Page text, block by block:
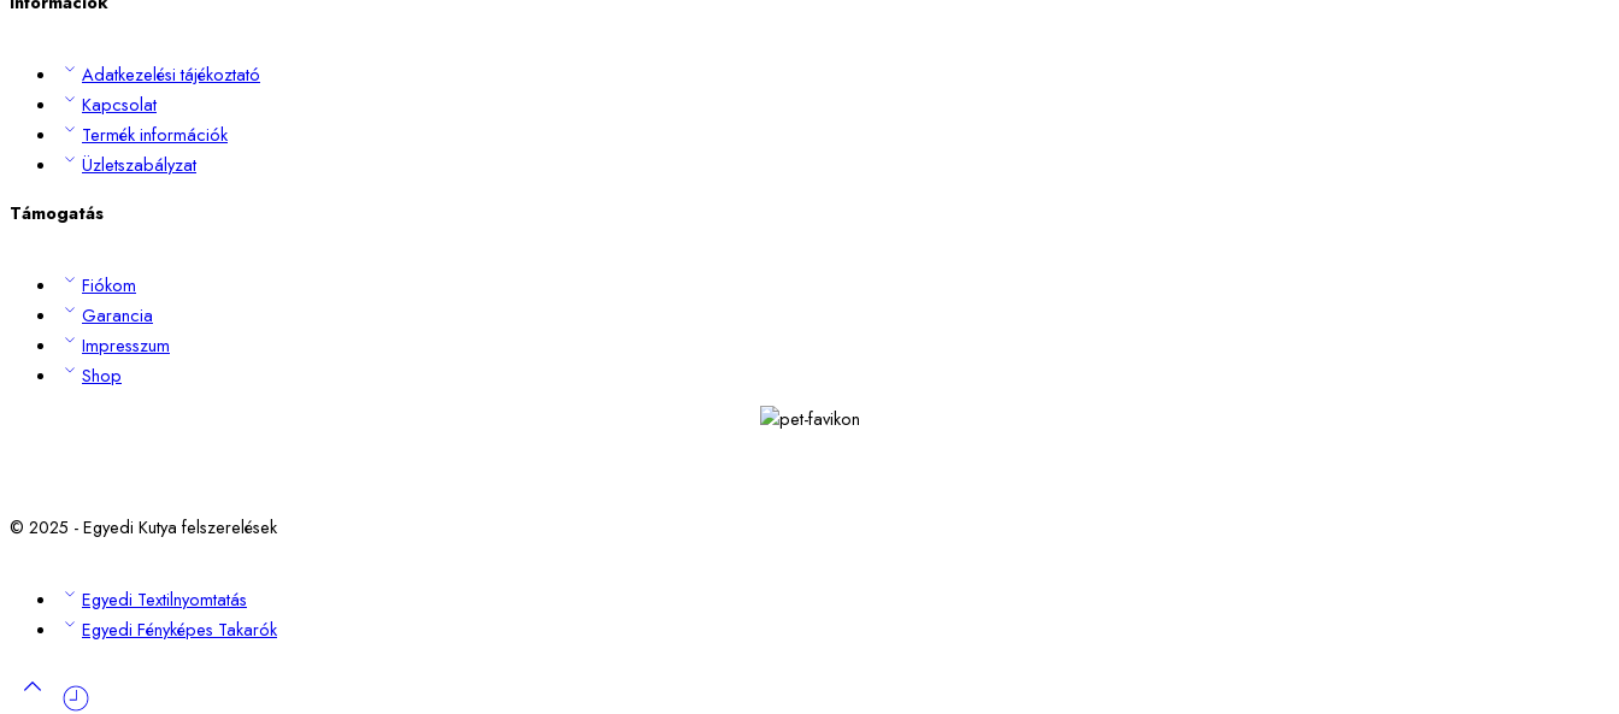
Adatkezelési tájékoztató
Kapcsolat
Termék információk
Üzletszabályzat
Támogatás
Fiókom
Garancia
Impresszum
Shop
© 2025 - Egyedi Kutya felszerelések
Egyedi Textilnyomtatás
Egyedi Fényképes Takarók